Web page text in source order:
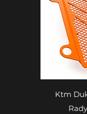
Ktm